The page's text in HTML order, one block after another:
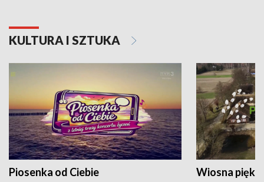
KULTURA I SZTUKA
Piosenka od Ciebie Wiosna